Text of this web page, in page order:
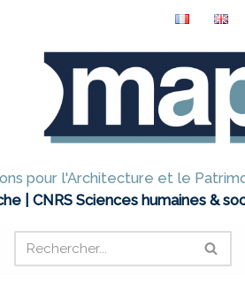
pour l'Architecture et le
| CNRS Sciences humaines &